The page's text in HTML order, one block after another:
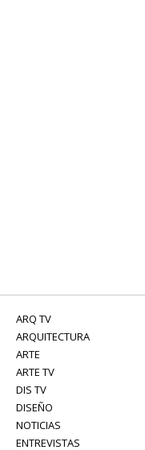
ARQ TV
ARQUITECTURA
ARTE
ARTE TV
DIS TV
DISEÑO
NOTICIAS
ENTREVISTAS